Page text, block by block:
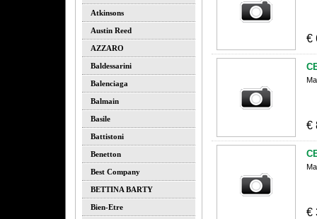
Atkinsons
Austin Reed
AZZARO
Baldessarini
Balenciaga
Balmain
Basile
Battistoni
Benetton
Best Company
BETTINA BARTY
Bien-Etre
€
€
€